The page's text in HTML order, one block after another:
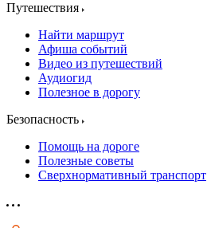
Путешествия
Найти маршрут
Афиша событий
Видео из путешествий
Аудиогид
Полезное в дорогу
Безопасность
Помощь на дороге
Полезные советы
Сверхнормативный транспорт